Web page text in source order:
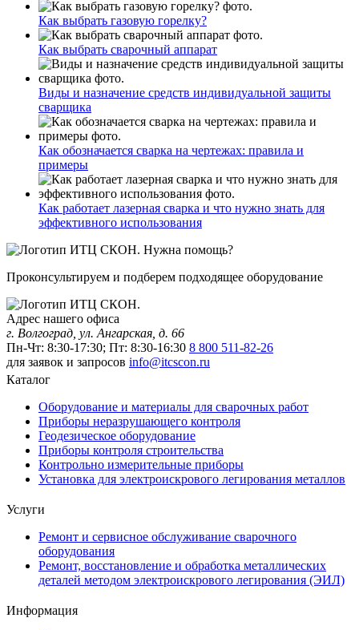
Как выбрать газовую горелку?
Как выбрать сварочный аппарат
Виды и назначение средств индивидуальной защиты
сварщика
Как обозначается сварка на чертежах: правила и
примеры
Как работает лазерная сварка и что нужно знать для
эффективного использования
Нужна помощь?
Проконсультируем и подберем подходящее оборудование
Адрес нашего офиса
г. Волгоград, ул. Ангарская, д. 66
Пн-Чт: 8:30-17:30; Пт: 8:30-16:30 8 800 511-82-26
для заявок и запросов info@itcscon.ru
Каталог
Оборудование и материалы для сварочных работ
Приборы неразрушающего контроля
Геодезическое оборудование
Приборы контроля строительства
Контрольно измерительные приборы
Установка для электроискрового легирования металлов
Услуги
Ремонт и сервисное обслуживание сварочного
оборудования
Ремонт, восстановление и обработка металлических
деталей методом электроискрового легирования (ЭИЛ)
Информация